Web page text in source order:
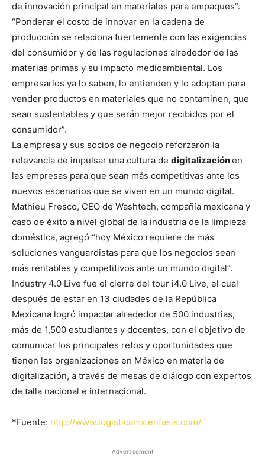
de innovación principal en materiales para empaques”.
“Ponderar el costo de innovar en la cadena de
producción se relaciona fuertemente con las exigencias
del consumidor y de las regulaciones alrededor de las
materias primas y su impacto medioambiental. Los
empresarios ya lo saben, lo entienden y lo adoptan para
vender productos en materiales que no contaminen, que
sean sustentables y que serán mejor recibidos por el
consumidor”.
La empresa y sus socios de negocio reforzaron la
relevancia de impulsar una cultura de digitalizaciónen
las empresas para que sean más competitivas ante los
nuevos escenarios que se viven en un mundo digital.
Mathieu Fresco, CEO de Washtech, compañía mexicana y
caso de éxito a nivel global de la industria de la limpieza
doméstica, agregó “hoy México requiere de más
soluciones vanguardistas para que los negocios sean
más rentables y competitivos ante un mundo digital”.
Industry 4.0 Live fue el cierre del tour i4.0 Live, el cual
después de estar en 13 ciudades de la República
Mexicana logró impactar alrededor de 500 industrias,
más de 1,500 estudiantes y docentes, con el objetivo de
comunicar los principales retos y oportunidades que
tienen las organizaciones en México en materia de
digitalización, a través de mesas de diálogo con expertos
de talla nacional e internacional.
*Fuente: http://www.logisticamx.enfasis.com/
Advertisement